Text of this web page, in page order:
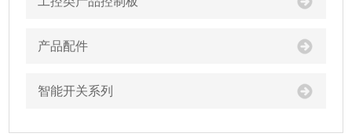
产品配件
智能开关系列